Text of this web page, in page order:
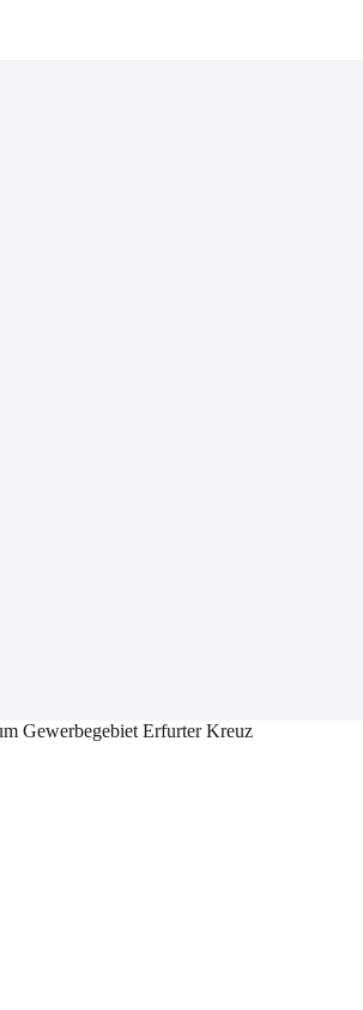
Gewerbegebiet Erfurter Kreuz